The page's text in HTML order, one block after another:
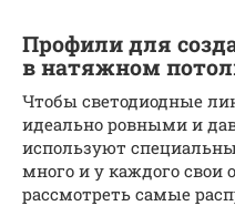
Профили для
в натяжном
Чтобы светодиодные
идеально ровными и
используют
много и у каждого свои
рассмотреть самые